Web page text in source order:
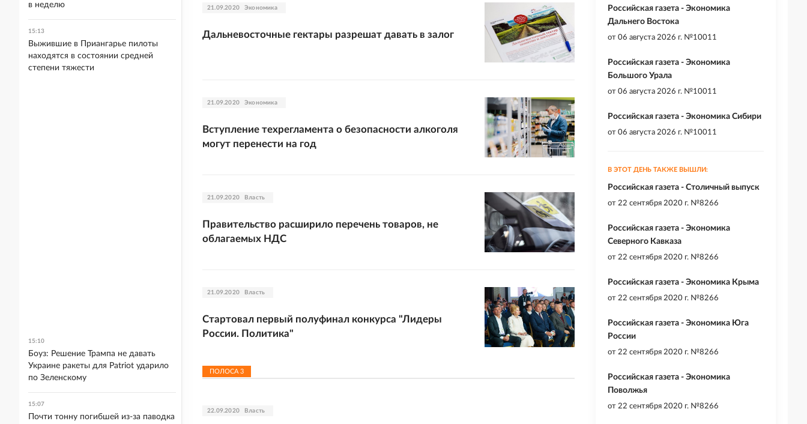
21.09.2020 Экономика
Дальневосточные гектары разрешат давать в залог
21.09.2020 Экономика
Вступление техрегламента о безопасности алкоголя
могут перенести на год
21.09.2020 Власть
Правительство расширило перечень товаров, не
облагаемых НДС
21.09.2020 Власть
Стартовал первый полуфинал конкурса "Лидеры
России. Политика"
ПОЛОСА3
22.09.2020 Власть
Российская газета - Экономика
Дальнего Востока
от 06 августа 2026 г. №10011
Российская газета - Экономика
Большого Урала
от 06 августа 2026 г. №10011
Российская газета - Экономика Сибири
от 06 августа 2026 г. №10011
В ЭТОТ ДЕНЬ ТАКЖЕ ВЫШЛИ:
Российская газета - Столичный выпуск
от 22 сентября 2020 г. №8266
Российская газета - Экономика
Северного Кавказа
от 22 сентября 2020 г. №8266
Российская газета - Экономика Крыма
от 22 сентября 2020 г. №8266
Российская газета - Экономика Юга
России
от 22 сентября 2020 г. №8266
Российская газета - Экономика
Поволжья
от 22 сентября 2020 г. №8266
в неделю
15:13
Выжившие в Приангарье пилоты
находятся в состоянии средней
степени тяжести
15:10
Боуз: Решение Трампа не давать
Украине ракеты для Patriot ударило
по Зеленскому
15:07
Почти тонну погибшей из-за паводка